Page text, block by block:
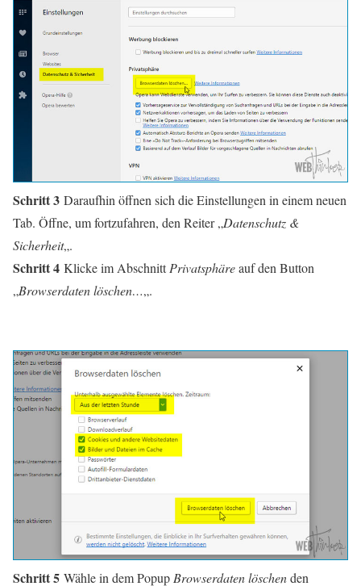
Schritt 3 Daraufhin öffnen sich die Einstellungen in einem neuen
Tab. Öffne, um fortzufahren, den Reiter „Datenschutz &
Sicherheit„.
Schritt 4 Klicke im AbschnittPrivatsphäreauf den Button
„Browserdaten löschen…„.
Schritt 5 Wähle in dem Popup Browserdaten löschenden